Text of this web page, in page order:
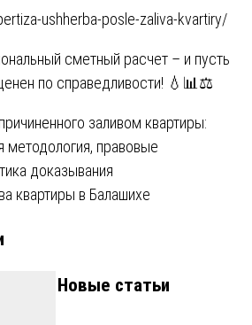
ushherba-posle-zaliva-kvartiry/
сметный расчет – и пусть
по справедливости! 💧📊⚖️
заливом квартиры:
методология, правовые
доказывания
квартиры в Балашихе
Новые статьи